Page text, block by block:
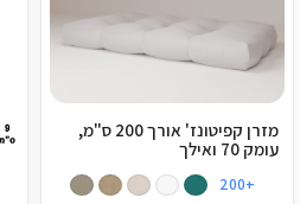
מזרן קפיטונז' אורך 200 ס"מ,
עומק 70 ואילך
+200